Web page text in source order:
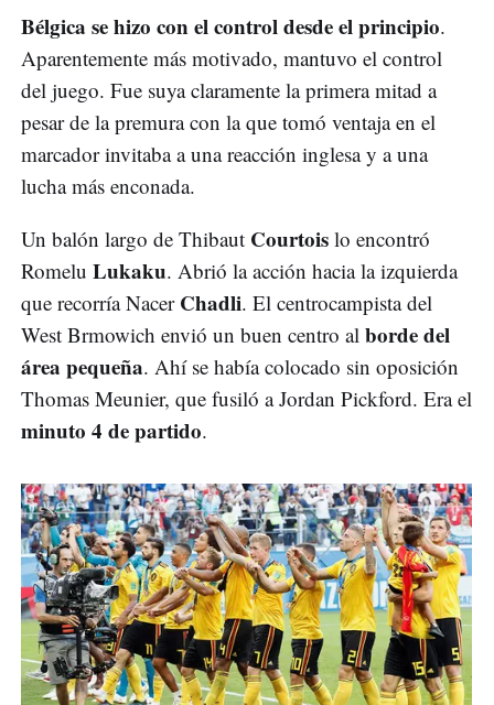
Bélgica se hizo con el control desde el principio.
Aparentemente más motivado, mantuvo el control
del juego. Fue suya claramente la primera mitad a
pesar de la premura con la que tomó ventaja en el
marcador invitaba a una reacción inglesa y a una
lucha más enconada.
Un balón largo de Thibaut Courtois lo encontró
Romelu Lukaku. Abrió la acción hacia la izquierda
que recorría Nacer Chadli. El centrocampista del
West Brmowich envió un buen centro al borde del
área pequeña. Ahí se había colocado sin oposición
Thomas Meunier, que fusiló a Jordan Pickford. Era el
minuto 4 de partido.